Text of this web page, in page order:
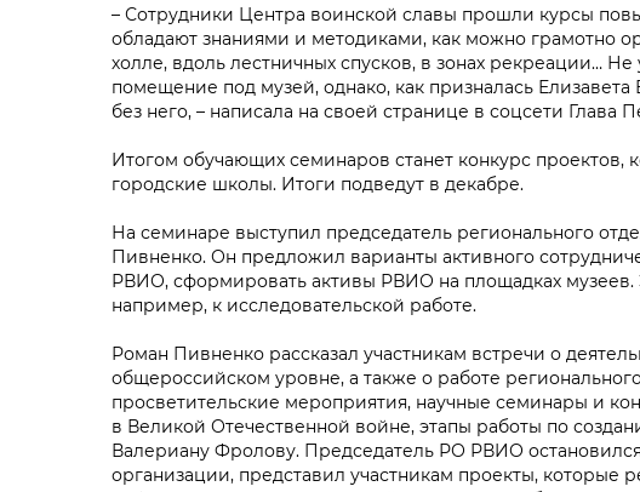
– Сотрудники Центра воинской славы прошли курсы
обладают знаниями и методиками, как можно грамотно
холле, вдоль лестничных спусков, в зонах рекреации…
помещение под музей, однако, как призналась
без него, – написала на своей странице в соцсети Глава
Итогом обучающих семинаров станет конкурс проектов,
городские школы. Итоги подведут в декабре.
На семинаре выступил председатель регионального
Пивненко. Он предложил варианты активного
РВИО, сформировать активы РВИО на площадках
например, к исследовательской работе.
Роман Пивненко рассказал участникам встречи о
общероссийском уровне, а также о работе
просветительские мероприятия, научные семинары и
в Великой Отечественной войне, этапы работы по
Валериану Фролову. Председатель РО РВИО
организации, представил участникам проекты, которые